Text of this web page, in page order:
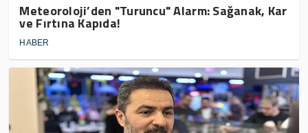
Meteoroloji’den "Turuncu" Alarm: Sağanak, Kar
ve Fırtına Kapıda!
HABER